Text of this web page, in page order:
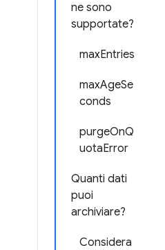
ne sono
supportate?
maxEntries
maxAgeSe
conds
purgeOnQ
uotaError
Quanti dati
puoi
archiviare?
Considera